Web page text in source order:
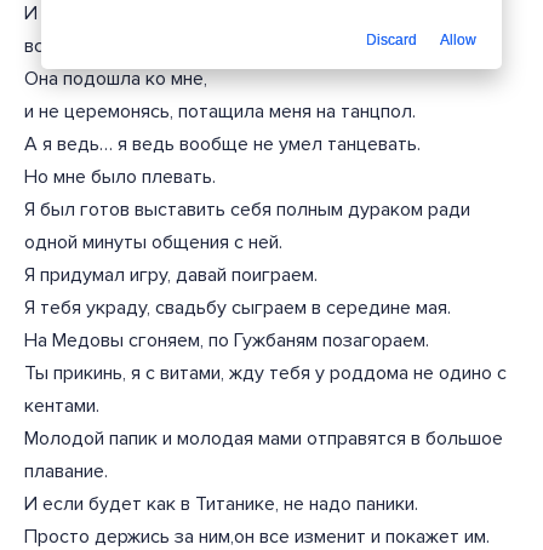
И потом появилась она, самая прекрасная девушка на
всём белом свете.
Она подошла ко мне,
и не церемонясь, потащила меня на танцпол.
А я ведь… я ведь вообще не умел танцевать.
Но мне было плевать.
Я был готов выставить себя полным дураком ради
одной минуты общения с ней.
Я придумал игру, давай поиграем.
Я тебя украду, свадьбу сыграем в середине мая.
На Медовы сгоняем, по Гужбаням позагораем.
Ты прикинь, я с витами, жду тебя у роддома не одино с
кентами.
Молодой папик и молодая мами отправятся в большое
плавание.
И если будет как в Титанике, не надо паники.
Просто держись за ним,он все изменит и покажет им.
Discard Allow